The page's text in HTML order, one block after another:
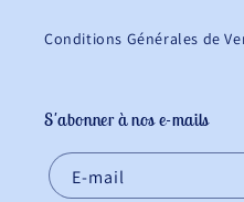
Conditions Générales de
S'abonner à nos e-mails
E-mail